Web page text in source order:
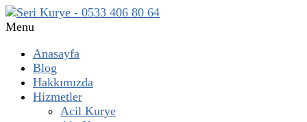
Menu
Anasayfa
Blog
Hakkımızda
Hizmetler
Acil Kurye